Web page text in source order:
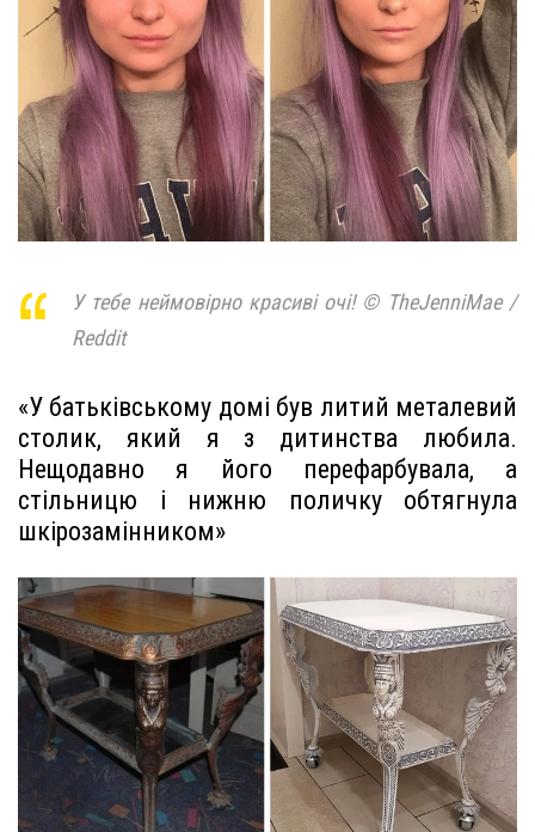
У тебе неймовірно красиві очі! © TheJenniMae /
Reddit
«У батьківському домі був литий металевий
столик, який я з дитинства любила.
Нещодавно я його перефарбувала, а
стільницю і нижню поличку обтягнула
шкірозамінником»